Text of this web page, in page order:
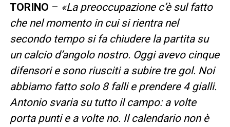
TORINO – «La preoccupazione c’è sul fatto
che nel momento in cui si rientra nel
secondo tempo si fa chiudere la partita su
un calcio d’angolo nostro. Oggi avevo cinque
difensori e sono riusciti a subire tre gol. Noi
abbiamo fatto solo 8 falli e prendere 4 gialli.
Antonio svaria su tutto il campo: a volte
porta punti e a volte no. Il calendario non è